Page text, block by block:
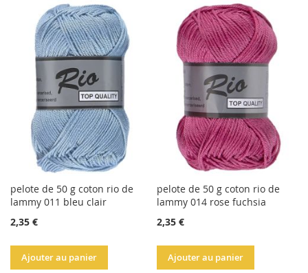
LA
LISTE
D'ACHATS
AU
COMPARATEUR
LA
LISTE
D'ACHATS
AU
COMPARATEUR
pelote de 50 g coton rio de
lammy 011 bleu clair
2,35 €
Ajouter au panier
pelote de 50 g coton rio de
lammy 014 rose fuchsia
2,35 €
Ajouter au panier